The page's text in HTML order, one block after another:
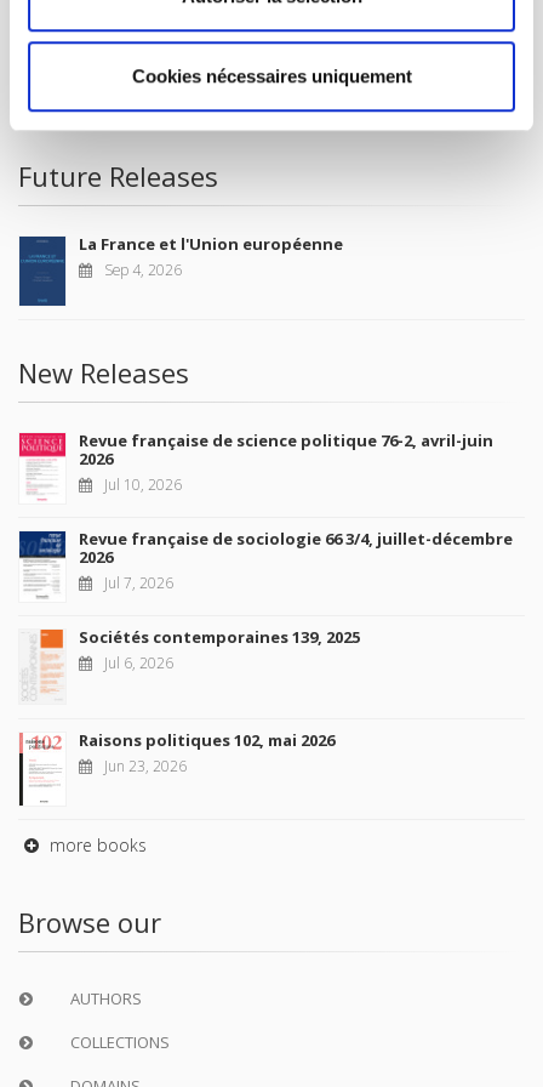
Cookies nécessaires uniquement
Future Releases
La France et l'Union européenne
Sep 4, 2026
New Releases
Revue française de science politique 76-2, avril-juin
2026
Jul 10, 2026
Revue française de sociologie 66 3/4, juillet-décembre
2026
Jul 7, 2026
Sociétés contemporaines 139, 2025
Jul 6, 2026
Raisons politiques 102, mai 2026
Jun 23, 2026
more books
Browse our
AUTHORS
COLLECTIONS